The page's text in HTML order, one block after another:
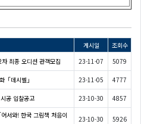
게시일
조회수
최종 오디션 관객모집 23-11-07 5079
「데시벨」 23-11-05 4777
공 입찰공고 23-10-30 4857
서와! 한국 그림책 처음이
23-10-30 5926